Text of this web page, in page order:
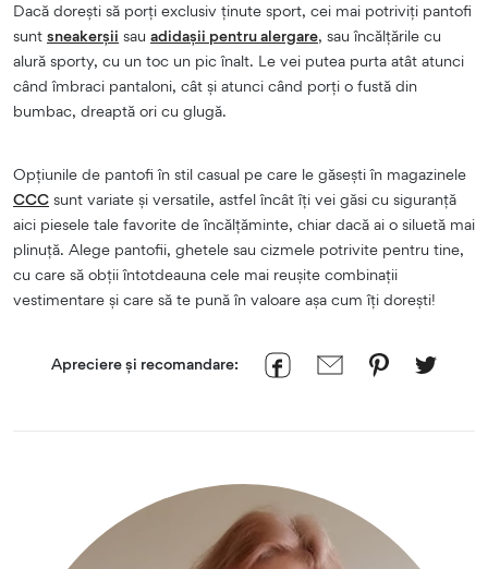
Dacă dorești să porți exclusiv ținute sport, cei mai potriviți pantofi
sunt sneakerșii sau adidașii pentru alergare, sau încălțările cu
alură sporty, cu un toc un pic înalt. Le vei putea purta atât atunci
când îmbraci pantaloni, cât și atunci când porți o fustă din
bumbac, dreaptă ori cu glugă.
Opțiunile de pantofi în stil casual pe care le găsești în magazinele
CCC sunt variate și versatile, astfel încât îți vei găsi cu siguranță
aici piesele tale favorite de încălțăminte, chiar dacă ai o siluetă mai
plinuță. Alege pantofii, ghetele sau cizmele potrivite pentru tine,
cu care să obții întotdeauna cele mai reușite combinații
vestimentare și care să te pună în valoare așa cum îți dorești!
Apreciere și recomandare: